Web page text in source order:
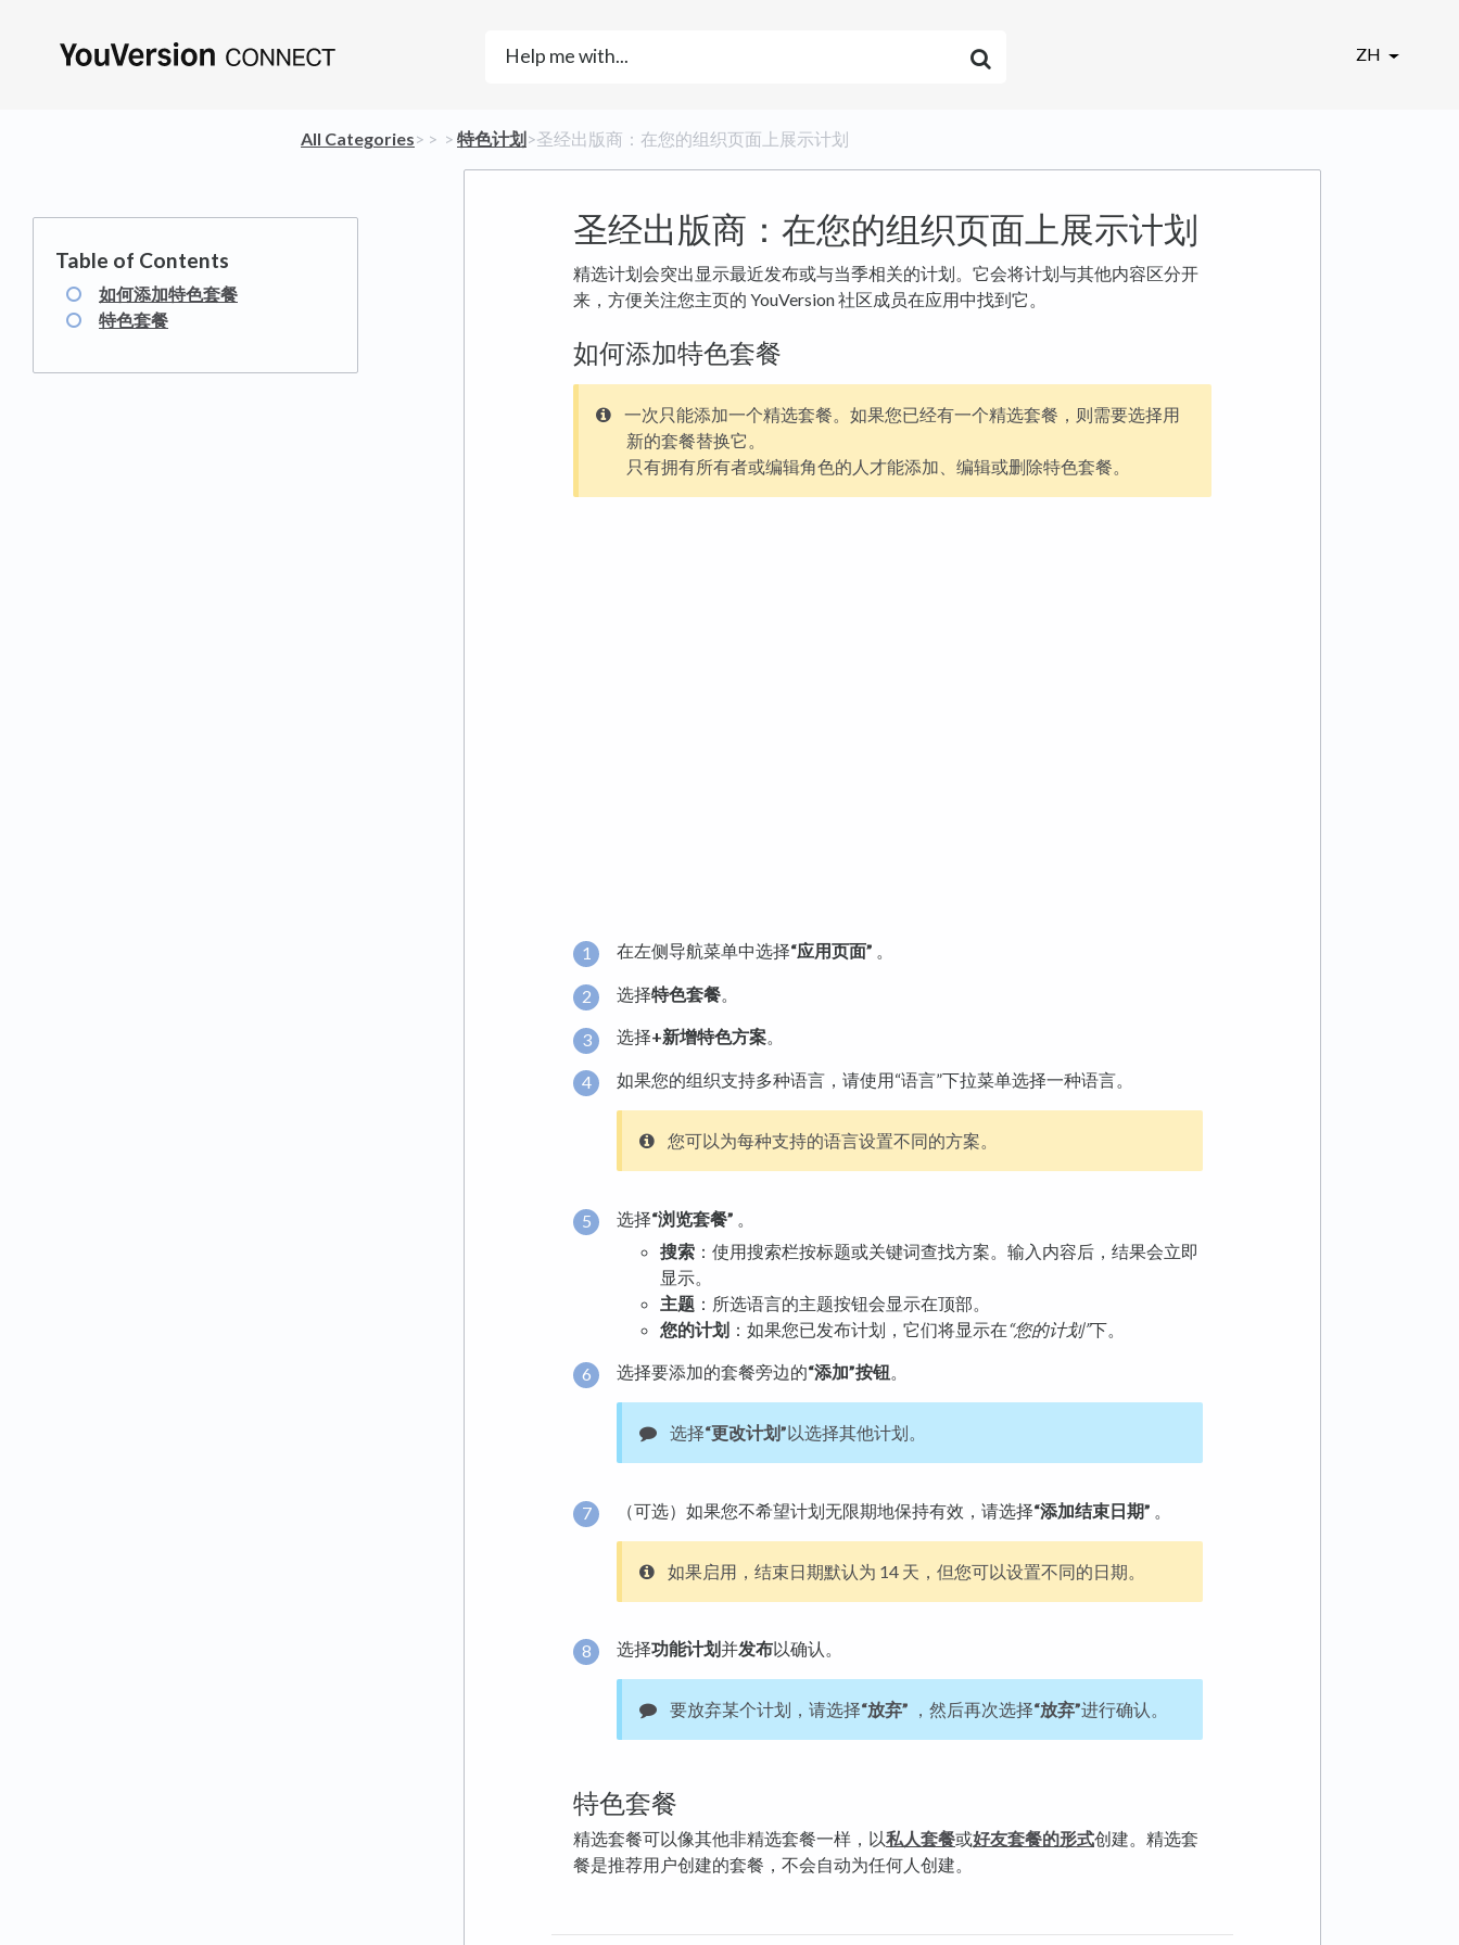
ZH
All Categories​>​ ​ > ​ ​ > ​ ​特色计划​>​ 圣经出版商：在您的组织页面上展示计划
圣经出版商：在您的组织页面上展示计划
如何添加特色套餐
特色套餐
精选计划会突出显示最近发布或与当季相关的计划。它会将计划与其他内容区分开
来，方便关注您主页的 YouVersion 社区成员在应用中找到它。
如何添加特色套餐
一次只能添加一个精选套餐。如果您已经有一个精选套餐，则需要选择用
新的套餐替换它。
只有拥有所有者或编辑角色的人才能添加、编辑或删除特色套餐。
在左侧导航菜单中选择“应用页面” 。
选择特色套餐
选择+新增特色方案。
如果您的组织支持多种语言，请使用“语言”下拉菜单选择一种语言。
您可以为每种支持的语言设置不同的方案。
选择“浏览套餐”
搜索 ：使用搜索栏按标题或关键词查找方案。输入内容后，结果会立即
显示。
主题 ：所选语言的主题按钮会显示在顶部。
您的计划 ：如果您已发布计划，它们将显示在“您的计划”下。
选择要添加的套餐旁边的“添加”按钮。
选择“更改计划”以选择其他计划。
（可选）如果您不希望计划无限期地保持有效，请选择“添加结束日期”
如果启用，结束日期默认为 14 天，但您可以设置不同的日期。
选择功能计划并发布以确认。
要放弃某个计划，请选择“放弃” ，然后再次选择“放弃”进行确认。
特色套餐
精选套餐可以像其他非精选套餐一样，以私人套餐或好友套餐的形式创建。精选套
餐是推荐用户创建的套餐，不会自动为任何人创建。